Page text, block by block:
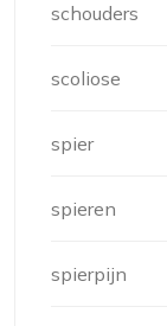
schouders
scoliose
spier
spieren
spierpijn